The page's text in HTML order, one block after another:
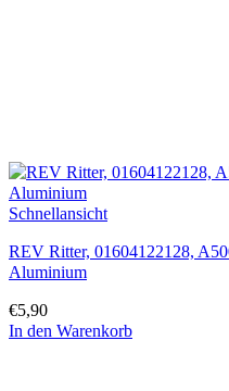
Schnellansicht
REV Ritter, 01604122128,
Aluminium
€5,90
In den Warenkorb